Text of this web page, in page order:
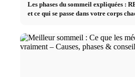
Les phases du sommeil expliquées :
et ce qui se passe dans votre corps